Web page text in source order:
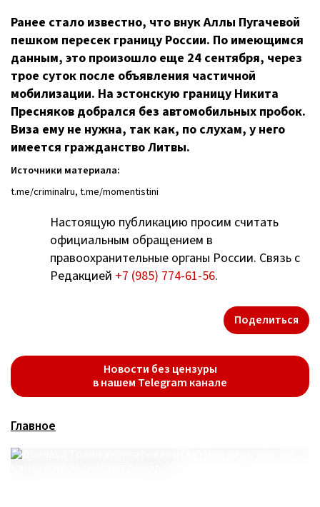
Ранее стало известно, что внук Аллы Пугачевой
пешком пересек границу России. По имеющимся
данным, это произошло еще 24 сентября, через
трое суток после объявления частичной
мобилизации. На эстонскую границу Никита
Пресняков добрался без автомобильных пробок.
Виза ему не нужна, так как, по слухам, у него
имеется гражданство Литвы.
Источники материала:
t.me/criminalru, t.me/momentistini
Настоящую публикацию просим считать
официальным обращением в
правоохранительные органы России. Связь с
Редакцией +7 (985) 774-61-56.
Поделиться
Новости без цензуры
в нашем Telegram канале
Главное